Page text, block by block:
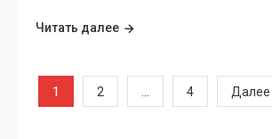
Читать далее
Пагинация
1 2 … 4 Далее